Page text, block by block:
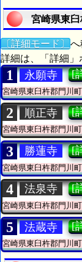
宮崎県東
〔詳細モード〕 へ
詳細は、「詳細
1 永願寺 [
宮崎県東臼杵郡門川町
2 順正寺 [
宮崎県東臼杵郡門川町
3 勝蓮寺 [
宮崎県東臼杵郡門川町
4 法泉寺 [
宮崎県東臼杵郡門川町
5 法蔵寺 [
宮崎県東臼杵郡門川町